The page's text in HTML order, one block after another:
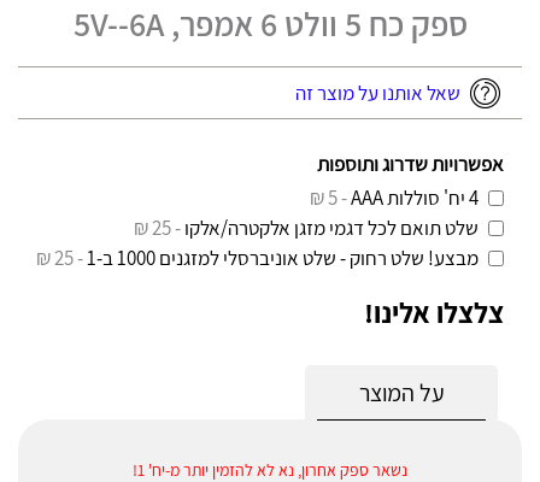
ספק כח 5 וולט 6 אמפר, 5V--6A
שאל אותנו על מוצר זה
אפשרויות שדרוג ותוספות
4 יח' סוללות AAA
- 5 ₪
שלט תואם לכל דגמי מזגן אלקטרה/אלקו- 25 ₪
מבצע! שלט רחוק - שלט אוניברסלי למזגנים 1000 ב-1
- 25 ₪
צלצלו אלינו!
על המוצר
נשאר ספק אחרון, נא לא להזמין יותר מ-יח' 1!